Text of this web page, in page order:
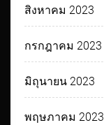
สิงหาคม 2023
กรกฎาคม 2023
มิถุนายน 2023
พฤษภาคม 2023